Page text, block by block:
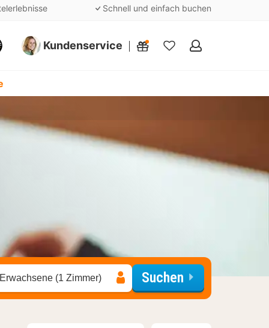
Schnell und einfach buchen
Kundenservice
Meine
(1 Zimmer) Suchen